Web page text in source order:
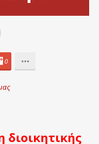
0
διοικητικής